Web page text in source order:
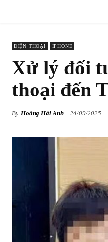
ĐIỆN THOẠI IPHONE
Xử lý đối
thoại đến
By Hoàng Hải Anh 24/09/2025